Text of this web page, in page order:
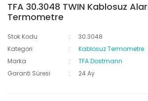
TFA 30.3048 TWIN Kablosuz
Termometre
Stok Kodu
30.3048
Kategori
Kablosuz Termometre
Marka
TFA Dostmann
Garanti Süresi
24 Ay